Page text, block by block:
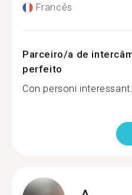
Francês
Parceiro/a de
perfeito
Con personi